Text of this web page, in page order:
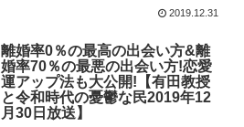
2019.12.31
離婚率0％の最高の出会い方&離
婚率70％の最悪の出会い方!恋愛
運アップ法も大公開!【有田教授
と令和時代の憂鬱な民2019年12
月30日放送】